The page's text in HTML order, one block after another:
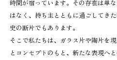
時間が宿っています。その存在は単
はなく、持ち主とともに過ごしてき
史の断片でもあります。
そこで私たちは、ガラス片や陶片を
とコンセプトのもと、新たな表現へ